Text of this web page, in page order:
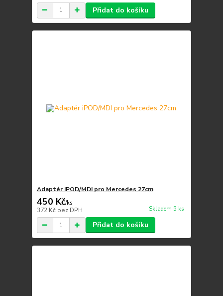
Přidat do košíku
Adaptér iPOD/MDI pro Mercedes 27cm
450 Kč/ks
372 Kč bez DPH Skladem 5 ks
Přidat do košíku